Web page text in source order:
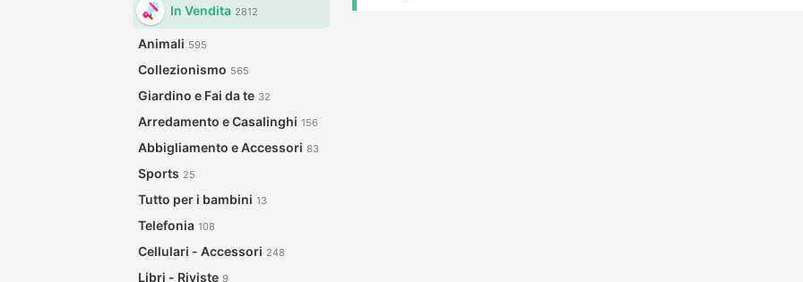
In Vendita 2812
Animali 595
Collezionismo 565
Giardino e Fai da te 32
Arredamento e Casalinghi 156
Abbigliamento e Accessori 83
Sports 25
Tutto per i bambini 13
Telefonia 108
Cellulari - Accessori 248
Libri - Riviste 9